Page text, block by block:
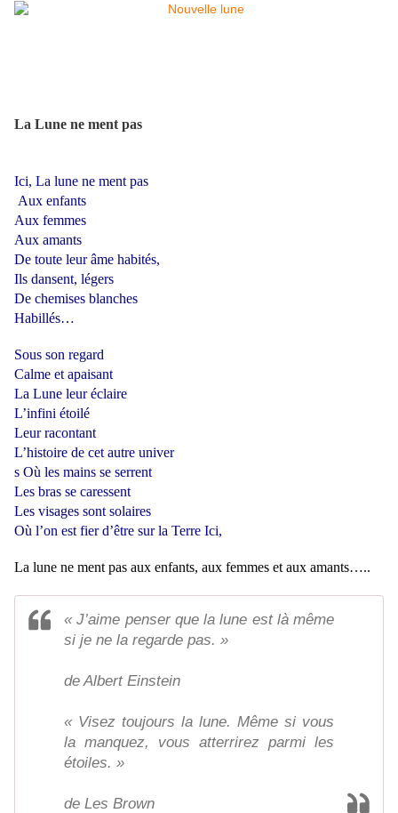
La Lune ne ment pas
Ici, La lune ne ment pas
Aux enfants
Aux femmes
Aux amants
De toute leur âme habités,
Ils dansent, légers
De chemises blanches
Habillés…
Sous son regard
Calme et apaisant
La Lune leur éclaire
L’infini étoilé
Leur racontant
L’histoire de cet autre univer
s Où les mains se serrent
Les bras se caressent
Les visages sont solaires
Où l’on est fier d’être sur la Terre Ici,
La lune ne ment pas aux enfants, aux femmes et aux amants…..
« J’aime penser que la lune est là même
si je ne la regarde pas. »
de Albert Einstein
« Visez toujours la lune. Même si vous
la manquez, vous atterrirez parmi les
étoiles. »
de Les Brown